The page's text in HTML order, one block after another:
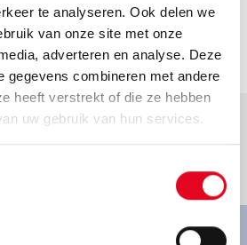
te analyseren. Ook delen we
van onze site met onze
adverteren en analyse. Deze
gegevens combineren met andere
heeft verstrekt of die ze hebben
uw gebruik van hun services.
Ga naar dealer